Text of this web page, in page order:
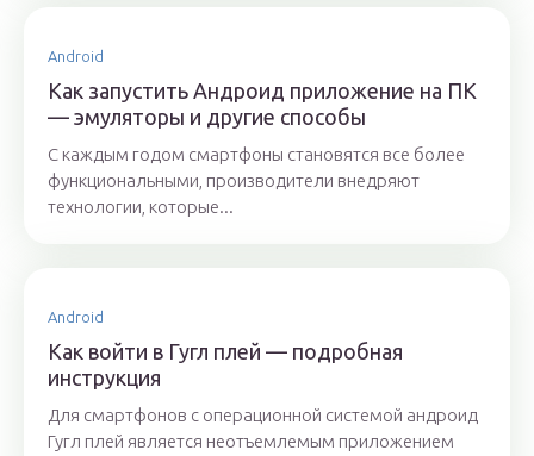
Android
Как запустить Андроид приложение на ПК
— эмуляторы и другие способы
С каждым годом смартфоны становятся все более
функциональными, производители внедряют
технологии, которые...
Android
Как войти в Гугл плей — подробная
инструкция
Для смартфонов с операционной системой андроид
Гугл плей является неотъемлемым приложением